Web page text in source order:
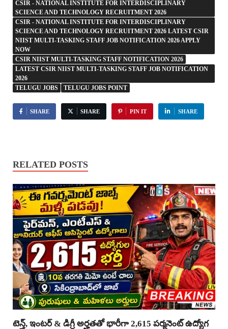
CSIR - NATIONAL INSTITUTE FOR INTERDISCIPLINARY
SCIENCE AND TECHNOLOGY RECRUITMENT 2026
CSIR - NATIONAL INSTITUTE FOR INTERDISCIPLINARY
SCIENCE AND TECHNOLOGY RECRUITMENT 2026 LATEST CSIR
NIIST MULTI-TASKING STAFF JOB NOTIFICATION 2026 APPLY
NOW
CSIR NIIST MULTI-TASKING STAFF NOTIFICATION 2026
LATEST CSIR NIIST MULTI-TASKING STAFF JOB NOTIFICATION
2026
TELUGU JOBS
TELUGU JOBS POINT
SHARE SHARE PIN IT SHARE
RELATED POSTS
టెన్త్, ఇంటర్ & డిగ్రీ అర్హతతో భారీగా 2,615 పర్మనెంట్ ఉద్యోగ